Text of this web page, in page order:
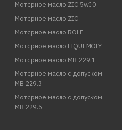
Моторное масло ZIC 5w30
Моторное масло ZIC
Моторное масло ROLF
Моторное масло LIQUI MOLY
Моторное масло MB 229.1
Моторное масло с допуском
MB 229.3
Моторное масло с допуском
MB 229.5